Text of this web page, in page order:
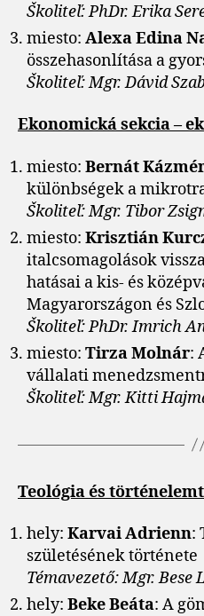
Školiteľ: PhDr. Erika
miesto: Alexa Edina
összehasonlítása a
Školiteľ: Mgr. Dávid
Ekonomická sekcia –
miesto: Bernát
különbségek a
Školiteľ: Mgr. Tibor
miesto: Krisztián
italcsomagolások
hatásai a kis- és
Magyarországon és
Školiteľ: PhDr. Imrich
miesto: Tirza Molnár:
vállalati
Školiteľ: Mgr. Kitti
Teológia és
hely: Karvai Adrienn:
születésének története
Témavezető: Mgr. Bese
hely: Beke Beáta: A